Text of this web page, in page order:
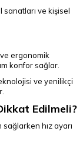
ve kişisel
ergonomik
konfor sağlar.
ve yenilikçi
Edilmeli?
sağlarken hız ayarı